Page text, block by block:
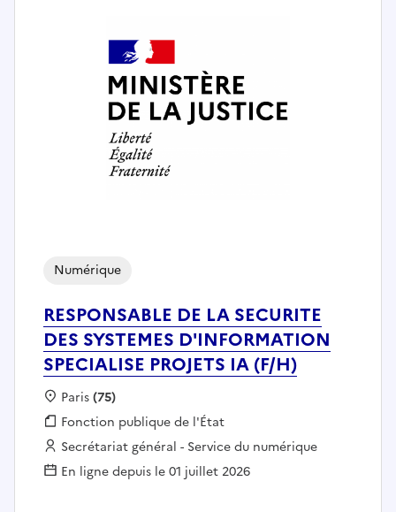
RESPONSABLE DE LA SECURITE
DES SYSTEMES D'INFORMATION
SPECIALISE PROJETS IA (F/H)
Numérique
Localisation :
Paris(75)
Fonction publique :
Fonction publique de l'État
Employeur :
Secrétariat général - Service du numérique
En ligne depuis le 01 juillet 2026